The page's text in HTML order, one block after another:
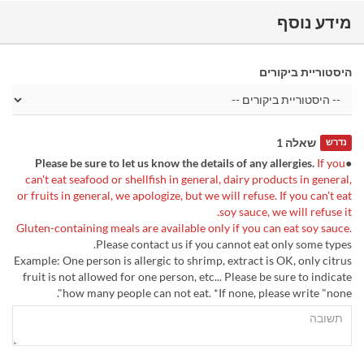
מידע נוסף
היסטוריית ביקורים
שאלה 1 נדרש
●Please be sure to let us know the details of any allergies.
If you
can't eat seafood or shellfish in general, dairy products in general,
or fruits in general, we apologize, but we will refuse. If you can't eat
soy sauce, we will refuse it.
Gluten-containing meals are available only if you can eat soy sauce.
Please contact us if you cannot eat only some types.
Example: One person is allergic to shrimp, extract is OK, only citrus
fruit is not allowed for one person, etc... Please be sure to indicate
how many people can not eat. *If none, please write "none".